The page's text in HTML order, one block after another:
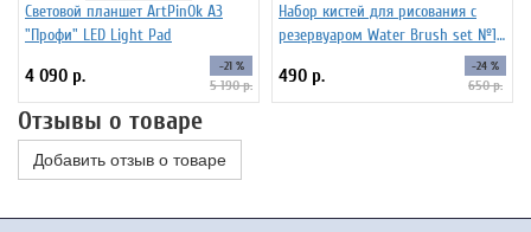
Световой планшет ArtPinOk А3
"Профи" LED Light Pad
4 090 р. -21 %
5 190 р.
Набор кистей для рисования c
резервуаром Water Brush set №1,
490 р. -24 %
650 р.
Отзывы о товаре
Добавить отзыв о товаре